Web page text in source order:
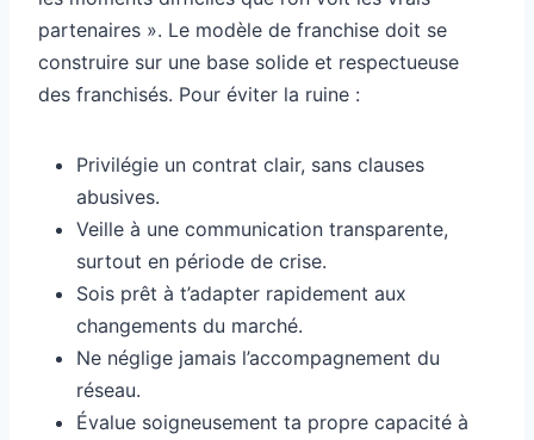
partenaires ». Le modèle de franchise doit se
construire sur une base solide et respectueuse
des franchisés. Pour éviter la ruine :
Privilégie un contrat clair, sans clauses
abusives.
Veille à une communication transparente,
surtout en période de crise.
Sois prêt à t’adapter rapidement aux
changements du marché.
Ne néglige jamais l’accompagnement du
réseau.
Évalue soigneusement ta propre capacité à